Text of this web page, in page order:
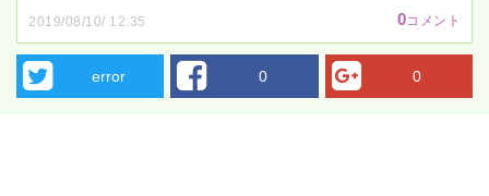
2019/08/10/ 12:35 0コメント
error 0 0